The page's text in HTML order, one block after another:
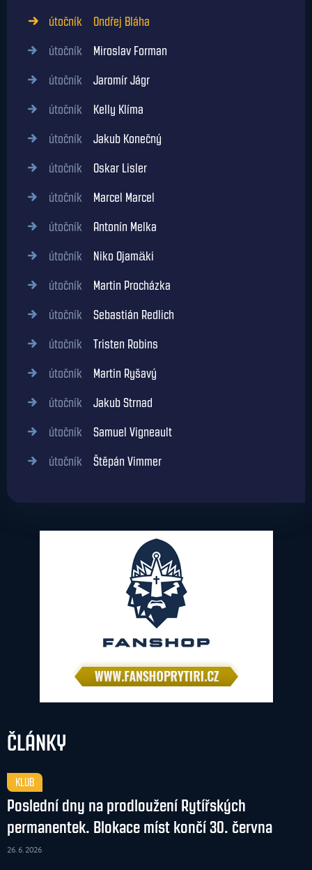
útočník Ondřej Bláha
útočník Miroslav Forman
útočník Jaromír Jágr
útočník Kelly Klíma
útočník Jakub Konečný
útočník Oskar Lisler
útočník Marcel Marcel
útočník Antonín Melka
útočník Niko Ojamäki
útočník Martin Procházka
útočník Sebastián Redlich
útočník Tristen Robins
útočník Martin Ryšavý
útočník Jakub Strnad
útočník Samuel Vigneault
útočník Štěpán Vimmer
ČLÁNKY
KLUB
Poslední dny na prodloužení Rytířských
permanentek. Blokace míst končí 30. června
26. 6. 2026